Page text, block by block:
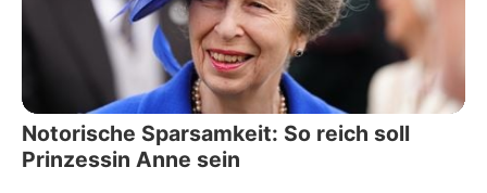
Notorische Sparsamkeit: So reich soll
Prinzessin Anne sein